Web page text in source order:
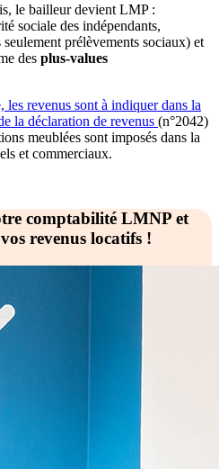
le bailleur devient LMP :
sociale des indépendants,
prélèvements sociaux) et
des plus-values
les revenus sont à indiquer dans la
la déclaration de revenus (n°2042)
meublées sont imposés dans la
et commerciaux.
comptabilité LMNP et
revenus locatifs !